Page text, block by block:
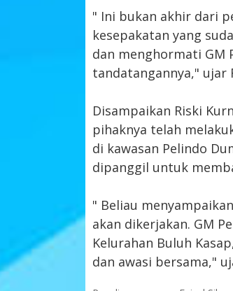
" Ini bukan akhir dari
kesepakatan yang
dan menghormati GM
tandatangannya," ujar
Disampaikan Riski
pihaknya telah
di kawasan Pelindo
dipanggil untuk
" Beliau
akan dikerjakan. GM
Kelurahan Buluh
dan awasi bersama,"